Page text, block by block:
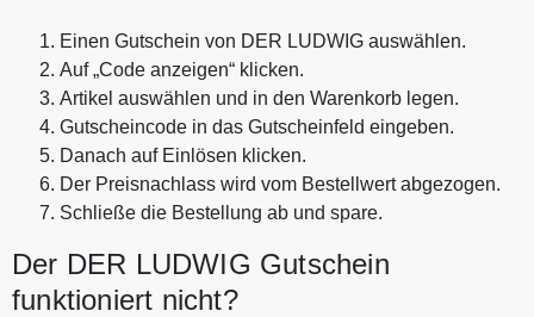
Einen Gutschein von DER LUDWIG auswählen.
Auf „Code anzeigen“ klicken.
Artikel auswählen und in den Warenkorb legen.
Gutscheincode in das Gutscheinfeld eingeben.
Danach auf Einlösen klicken.
Der Preisnachlass wird vom Bestellwert abgezogen.
Schließe die Bestellung ab und spare.
Der DER LUDWIG Gutschein
funktioniert nicht?